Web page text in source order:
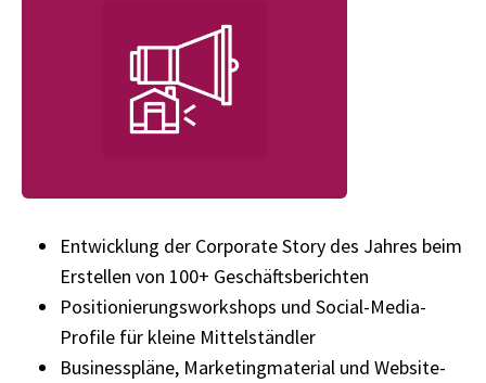
Entwicklung der Corporate Story des Jahres beim
Erstellen von 100+ Geschäftsberichten
Positionierungsworkshops und Social-Media-
Profile für kleine Mittelständler
Businesspläne, Marketingmaterial und Website-